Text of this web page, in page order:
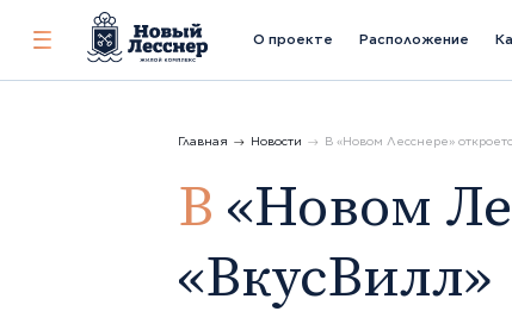
Показать
О проекте Расположение
Главная Новости В «Новом Лесснере»
В «Новом Лесснере» откроется
«ВкусВилл»